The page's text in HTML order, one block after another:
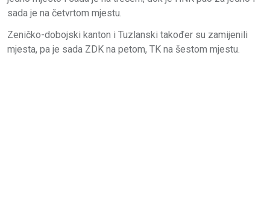
sada je na četvrtom mjestu.
Zeničko-dobojski kanton i Tuzlanski također su zamijenili
mjesta, pa je sada ZDK na petom, TK na šestom mjestu.